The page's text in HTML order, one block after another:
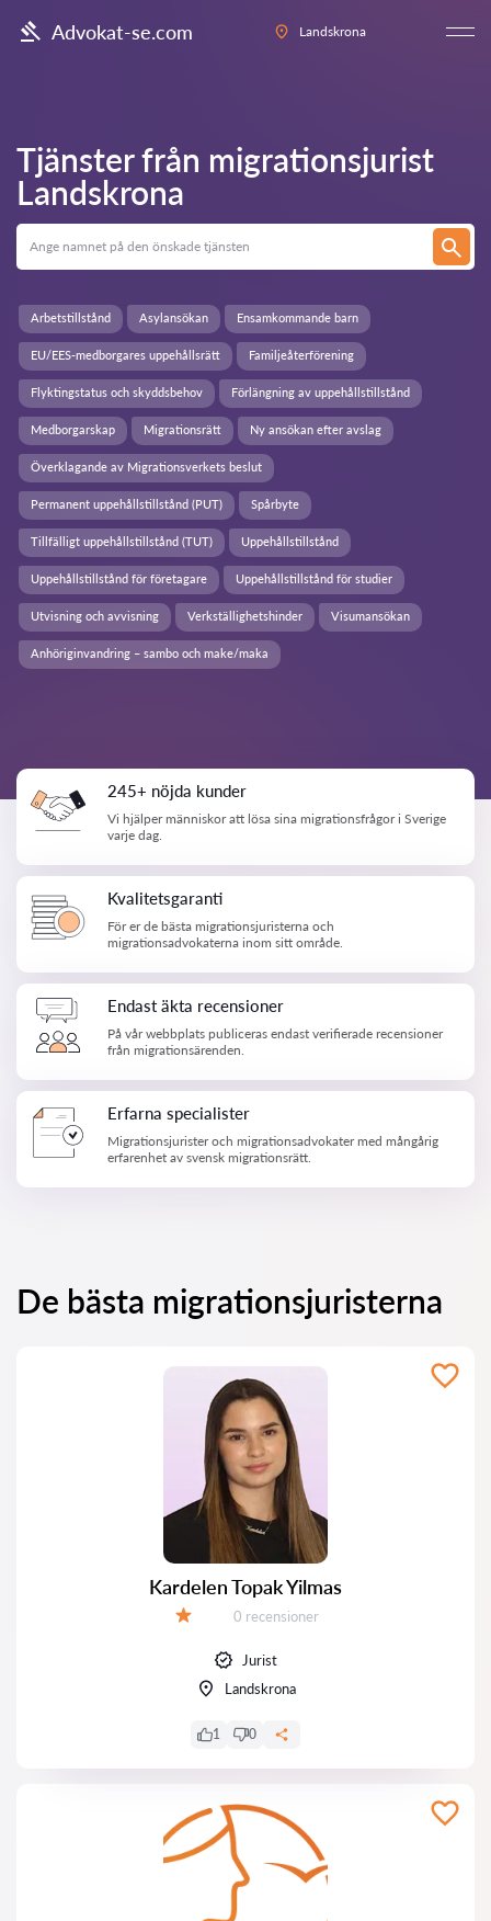
Advokat-se.com Landskrona
Tjänster från migrationsjurist
Landskrona
Anhöriginvandring – sambo och make/maka
Arbetstillstånd Asylansökan Ensamkommande barn
EU/EES-medborgares uppehållsrätt Familjeåterförening
Flyktingstatus och skyddsbehov Förlängning av uppehållstillstånd
Medborgarskap Migrationsrätt Ny ansökan efter avslag
Överklagande av Migrationsverkets beslut
Permanent uppehållstillstånd (PUT) Spårbyte
Tillfälligt uppehållstillstånd (TUT) Uppehållstillstånd
Uppehållstillstånd för företagare Uppehållstillstånd för studier
Utvisning och avvisning Verkställighetshinder Visumansökan
245+ nöjda kunder
Vi hjälper människor att lösa sina migrationsfrågor i Sverige
varje dag.
Kvalitetsgaranti
För er de bästa migrationsjuristerna och
migrationsadvokaterna inom sitt område.
Endast äkta recensioner
På vår webbplats publiceras endast verifierade recensioner
från migrationsärenden.
Erfarna specialister
Migrationsjurister och migrationsadvokater med mångårig
erfarenhet av svensk migrationsrätt.
De bästa migrationsjuristerna
Kardelen Topak Yilmas
Recensioner:
0 recensioner
Jurist
Landskrona
1 0